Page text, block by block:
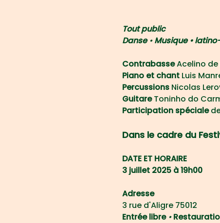
Tout public
Danse • Musique •
Contrabasse Acelino de
Piano et chant Luis
Percussions Nicolas
Guitare Toninho do
Participation spéciale
Dans le cadre du
DATE ET HORAIRE
3 juillet 2025 à 19h00
Adresse
3 rue d'Aligre 75012
Entrée libre •